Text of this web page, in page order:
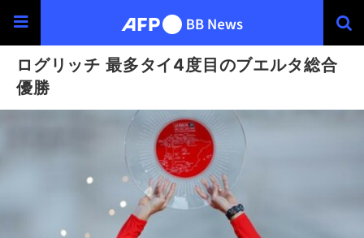
ログリッチ 最多タイ4度目のブエルタ総合
優勝